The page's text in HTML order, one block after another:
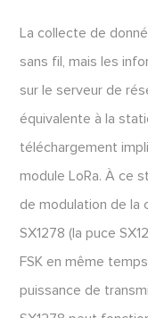
La collecte de
sans fil, mais les
sur le serveur de
équivalente à la
téléchargement
module LoRa. À ce
de modulation de la
SX1278 (la puce
FSK en même
puissance de